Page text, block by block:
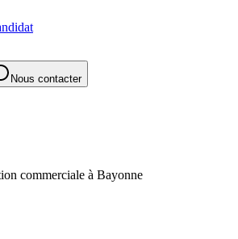
Nous contacter
commerciale à Bayonne